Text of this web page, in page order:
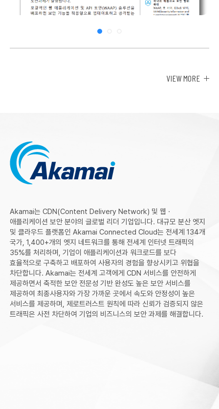
VIEW MORE
Akamai는 CDN(Content Delivery Network) 및 웹 ·
애플리케이션 보안 분야의 글로벌 리더 기업입니다. 대규모 분산 엣지
및 클라우드 플랫폼인 Akamai Connected Cloud는 전세계 134개
국가, 1,400+개의 엣지 네트워크를 통해 전세계 인터넷 트래픽의
35%를 처리하며, 기업이 애플리케이션과 워크로드를 보다
효율적으로 구축하고 배포하여 사용자의 경험을 향상시키고 위협을
차단합니다. Akamai는 전세계 고객에게 CDN 서비스를 안전하게
제공하면서 축적한 보안 전문성 기반 완성도 높은 보안 서비스를
제공하여 최종사용자와 가장 가까운 곳에서 속도와 안정성이 높은
서비스를 제공하며, 제로트러스트 원칙에 따라 신뢰가 검증되지 않은
트래픽은 사전 차단하여 기업의 비즈니스의 보안 과제를 해결합니다.